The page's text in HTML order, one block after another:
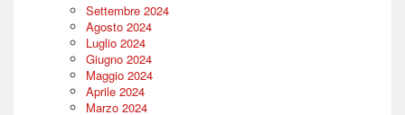
Settembre 2024
Agosto 2024
Luglio 2024
Giugno 2024
Maggio 2024
Aprile 2024
Marzo 2024